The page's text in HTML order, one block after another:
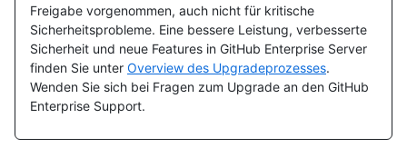
Freigabe vorgenommen, auch nicht für kritische
Sicherheitsprobleme. Eine bessere Leistung, verbesserte
Sicherheit und neue Features in GitHub Enterprise Server
finden Sie unter Overview des Upgradeprozesses.
Wenden Sie sich bei Fragen zum Upgrade an den GitHub
Enterprise Support.